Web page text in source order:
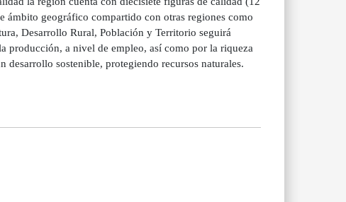
ámbito geográfico compartido con otras regiones como
Desarrollo Rural, Población y Territorio seguirá
producción, a nivel de empleo, así como por la riqueza
sostenible, protegiendo recursos naturales.